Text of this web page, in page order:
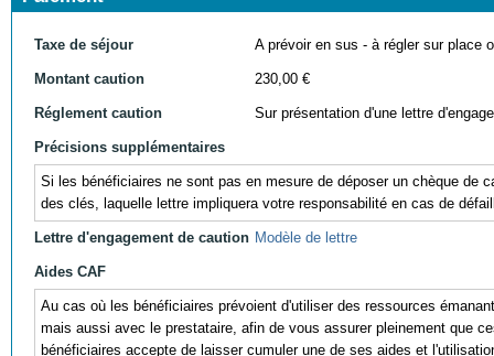
Taxe de séjour A prévoir en sus - à régler sur place
Montant caution 230,00 €
Réglement caution Sur présentation d'une lettre
Précisions supplémentaires
Si les bénéficiaires ne sont pas en mesure de déposer un chèque de
des clés, laquelle lettre impliquera votre responsabilité en cas de
Lettre d'engagement de caution Modèle de lettre
Aides CAF
Au cas où les bénéficiaires prévoient d'utiliser des ressources
mais aussi avec le prestataire, afin de vous assurer pleinement que
bénéficiaires accepte de laisser cumuler une de ses aides et